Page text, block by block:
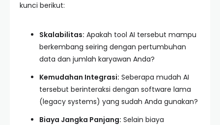
kunci berikut:
Skalabilitas: Apakah tool AI tersebut mampu
berkembang seiring dengan pertumbuhan
data dan jumlah karyawan Anda?
Kemudahan Integrasi: Seberapa mudah AI
tersebut berinteraksi dengan software lama
(legacy systems) yang sudah Anda gunakan?
Biaya Jangka Panjang: Selain biaya